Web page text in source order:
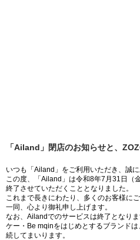
「Ailand」閉店のお知らせと、
いつも「Ailand」をご利用いただき、誠に
この度、「Ailand」は令和8年7月31日（
終了させていただくこととなりました。
これまで長きにわたり、多くのお客様に
一同、心より御礼申し上げます。
なお、Ailandでのサービスは終了となり
ケー・Be mqinをはじめとするブランド
続してまいります。